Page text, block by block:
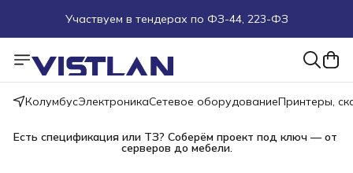
Участвуем в тендерах по ФЗ-44, 223-ФЗ
Поможем подобрать оборудование под ТЗ
Пришлите запрос на e-mail или в чат
КолумбусЭлектроникаСетевое оборудованиеПринтеры,
Есть спецификация или ТЗ? Соберём проект под ключ — от
серверов до мебели.